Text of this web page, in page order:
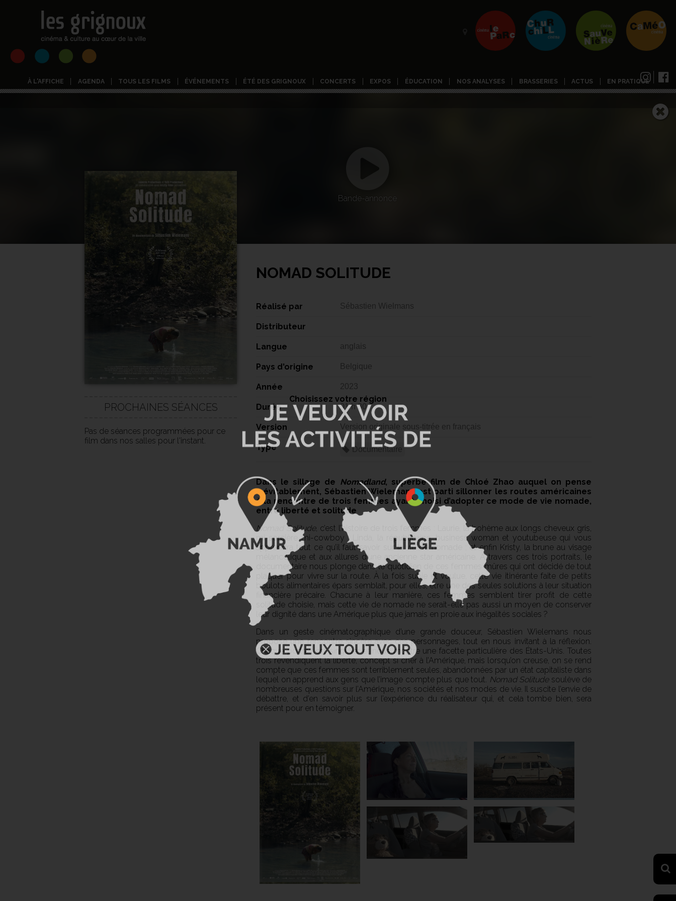
À L'AFFICHE AGENDA TOUS LES FILMS ÉVÉNEMENTS ÉTÉ DES GRIGNOUX CONCERTS EXPOS ÉDUCATION NOS ANALYSES BRASSERIES ACTUS EN PRATIQUE
Bande-annonce
PROCHAINES SÉANCES
Pas de séances programmées pour ce
film dans nos salles pour l'instant.
NOMAD SOLITUDE
Réalisé par Sébastien Wielmans
Distributeur
Langue anglais
Pays d'origine Belgique
Année 2023
Durée 01 h 30
Version Version originale sous-titrée en français
Type Documentaire
Dans le sillage de Nomadland, superbe film de Chloé Zhao auquel on pense
inévitablement, Sébastien Wielemans est parti sillonner les routes américaines
à la rencontre de trois femmes ayant choisi d’adopter ce mode de vie nomade,
entre liberté et solitude
Nomad Solitude, c’est l’histoire de trois femmes : Laurie, la bohème aux longs cheveux gris,
mi-sorcière mi-cowboy ; Linda, la républicaine, business woman et youtubeuse qui vous
apprendra tout ce qu’il faut savoir sur la vie de nomade ; et enfin Kristy, la brune au visage
mélancolique et aux allures d’une ancienne star américaine. À travers ces trois portraits, le
documentaire nous plonge dans le quotidien de ces femmes mûres qui ont décidé de tout
plaquer pour vivre sur la route. À la fois subie et voulue, cette vie itinérante faite de petits
boulots alimentaires épars semblait, pour elles, être une des seules solutions à leur situation
financière précaire. Chacune à leur manière, ces femmes semblent tirer profit de cette
solitude choisie, mais cette vie de nomade ne serait-elle pas aussi un moyen de conserver
leur dignité dans une Amérique plus que jamais en proie aux inégalités sociales ?
Dans un geste cinématographique d’une grande douceur, Sébastien Wielemans nous
propose une rencontre sincère avec ces personnages, tout en nous invitant à la réflexion.
Chaque portrait est singulier et nous montre une facette particulière des États-Unis. Toutes
trois revendiquent la liberté, concept si cher à l’Amérique, mais lorsqu’on creuse, on se rend
compte que ces femmes sont terriblement seules, abandonnées par un état capitaliste dans
lequel on apprend aux gens que l’image compte plus que tout. Nomad Solitudesoulève de
nombreuses questions sur l’Amérique, nos sociétés et nos modes de vie. Il suscite l’envie de
débattre, et d’en savoir plus sur l’expérience du réalisateur qui, et cela tombe bien, sera
présent pour en témoigner.
Choisissez votre région